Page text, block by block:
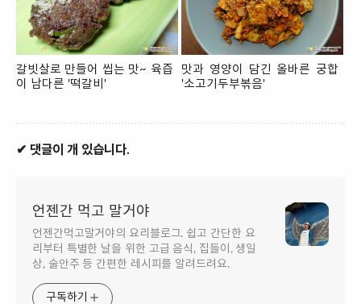
갈빗살로 만들어 씹는 맛~ 육즙
이 남다른 '떡갈비'
맛과 영양이 담긴 올바른 궁합
'소고기두부볶음'
✔ 댓글이 개 있습니다.
언젠간 먹고 말거야
언젠간먹고말거야의 요리블로그. 쉽고 간단한 요
리부터 특별한 날을 위한 고급 음식, 집들이, 생일
상, 술안주 등 간편한 레시피를 알려드려요.
구독하기